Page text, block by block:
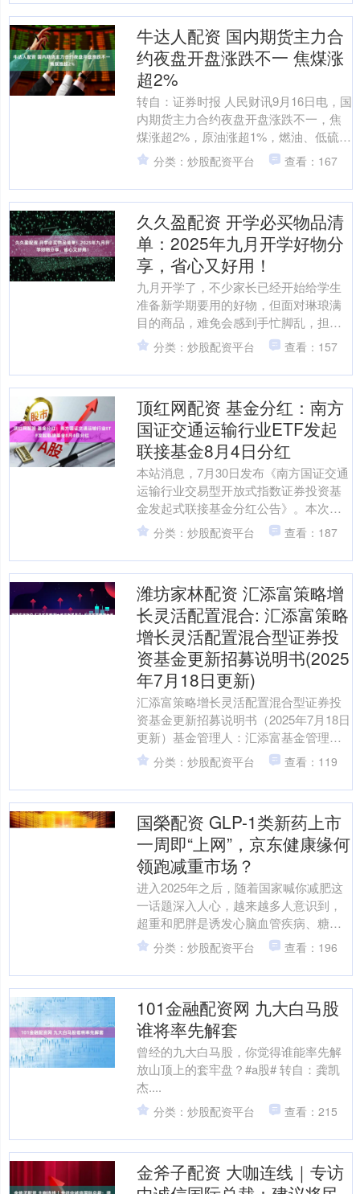
牛达人配资 国内期货主力合
约夜盘开盘涨跌不一 焦煤涨
超2%
转自：证券时报 人民财讯9月16日电，国
内期货主力合约夜盘开盘涨跌不一，焦
煤涨超2%，原油涨超1%，燃油、低硫燃
料油小幅上涨；甲醇、烧碱小幅下跌。
海量资讯、精....
分类：炒股配资平台 查看：167
久久盈配资 开学必买物品清
单：2025年九月开学好物分
享，省心又好用！
九月开学了，不少家长已经开始给学生
准备新学期要用的好物，但面对琳琅满
目的商品，难免会感到手忙脚乱，担心
买错、买漏。别着急，这份为你精心整
理的“开学必买物品清单”....
分类：炒股配资平台 查看：157
顶红网配资 基金分红：南方
国证交通运输行业ETF发起
联接基金8月4日分红
本站消息，7月30日发布《南方国证交通
运输行业交易型开放式指数证券投资基
金发起式联接基金分红公告》。本次分
红为2025年度第1次分红。公告显示，本
次分红的收益分....
分类：炒股配资平台 查看：187
潍坊家林配资 汇添富策略增
长灵活配置混合: 汇添富策略
增长灵活配置混合型证券投
资基金更新招募说明书(2025
年7月18日更新)
汇添富策略增长灵活配置混合型证券投
资基金更新招募说明书（2025年7月18日
更新）基金管理人：汇添富基金管理股
份有限公司基金托管人：招商银行股份
有限公司汇添富策....
分类：炒股配资平台 查看：119
国榮配资 GLP-1类新药上市
一周即“上网”，京东健康缘何
领跑减重市场？
进入2025年之后，随着国家喊你减肥这
一话题深入人心，越来越多人意识到，
超重和肥胖是诱发心脑血管疾病、糖尿
病和部分癌症等疾病的重要危险因素，
而肥胖本身也有可能发....
分类：炒股配资平台 查看：196
101金融配资网 九大白马股
谁将率先解套
曾经的九大白马股，你觉得谁能率先解
放山顶上的套牢盘？#a股# 转自：龚凯
杰....
分类：炒股配资平台 查看：215
金斧子配资 大咖连线｜专访